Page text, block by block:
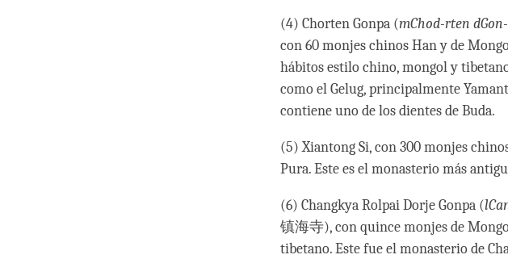
(4) Chorten Gonpa (mChod-rten
con 60 monjes chinos Han y de
hábitos estilo chino, mongol y
como el Gelug, principalmente
contiene uno de los dientes de Buda.
(5) Xiantong Si, con 300 monjes
Pura. Este es el monasterio más
(6) Changkya Rolpai Dorje Gonpa (
镇海寺), con quince monjes de
tibetano. Este fue el monasterio de